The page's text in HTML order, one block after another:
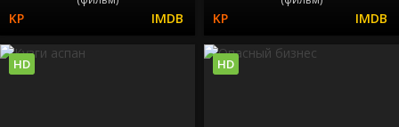
HD HD